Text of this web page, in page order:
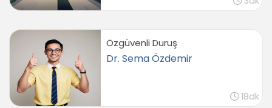
Özgüvenli Duruş
Dr. Sema Özdemir
18dk